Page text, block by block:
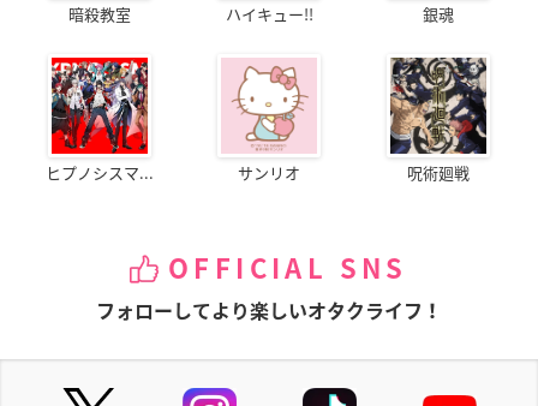
暗殺教室 ハイキュー!! 銀魂
ヒプノシスマ... サンリオ 呪術廻戦
OFFICIAL SNS
フォローしてより楽しいオタクライフ！